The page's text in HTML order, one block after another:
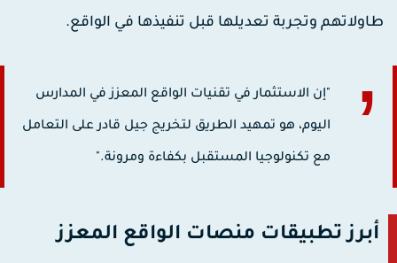
وتجربة تعديلها قبل تنفيذها في الواقع.
"إن الاستثمار في تقنيات الواقع المعزز في المدارس
اليوم، هو تمهيد الطريق لتخريج جيل قادر على التعامل
مع تكنولوجيا المستقبل بكفاءة ومرونة."
أبرز تطبيقات منصات الواقع المعزز